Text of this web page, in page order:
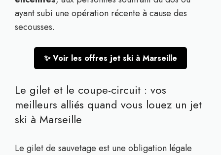
ayant subi une opération récente à cause des
secousses.
✨ Voir les offres jet ski à Marseille
Le gilet et le coupe-circuit : vos
meilleurs alliés quand vous louez un jet
ski à Marseille
Le gilet de sauvetage est une obligation légale